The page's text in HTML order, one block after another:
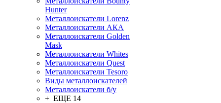
Hunter
Металлоискатели Lorenz
Металлоискатели АКА
Металлоискатели Golden
Mask
Металлоискатели Whites
Металлоискатели Quest
Металлоискатели Tesoro
Виды металлоискателей
Металлоискатели б/у
+ ЕЩЕ 14